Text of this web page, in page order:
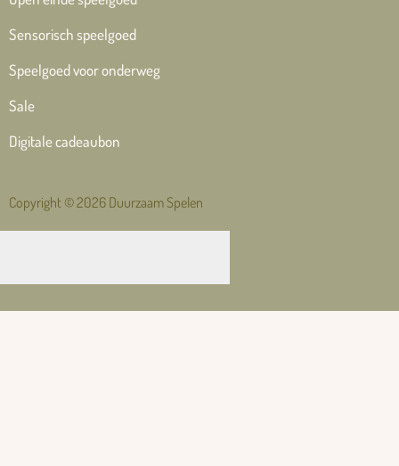
Sensorisch speelgoed
Speelgoed voor onderweg
Sale
Digitale cadeaubon
Copyright © 2026 Duurzaam Spelen